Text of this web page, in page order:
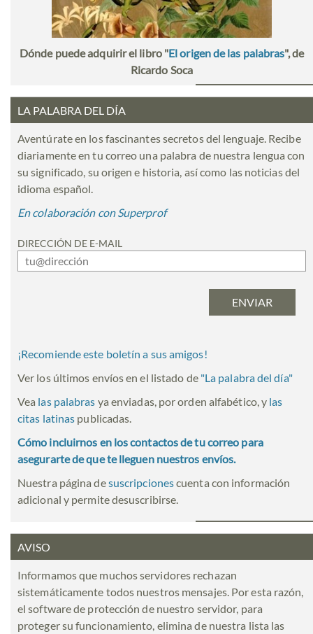
Dónde puede adquirir el libro "El origen de las palabras", de
Ricardo Soca
LA PALABRA DEL DÍA
Aventúrate en los fascinantes secretos del lenguaje. Recibe
diariamente en tu correo una palabra de nuestra lengua con
su significado, su origen e historia, así como las noticias del
idioma español.
En colaboración con Superprof
DIRECCIÓN DE E-MAIL
¡Recomiende este boletín a sus amigos!
Ver los últimos envíos en el listado de "La palabra del día"
Vea las palabras ya enviadas, por orden alfabético, y las
citas latinas publicadas.
Cómo incluirnos en los contactos de tu correo para
asegurarte de que te lleguen nuestros envíos.
Nuestra página desuscripcionescuenta con información
adicional y permite desuscribirse.
AVISO
Informamos que muchos servidores rechazan
sistemáticamente todos nuestros mensajes. Por esta razón,
el software de protección de nuestro servidor, para
proteger su funcionamiento, elimina de nuestra lista las